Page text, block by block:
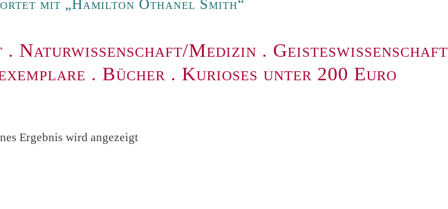
mit „Hamilton Othanel Smith“
. Naturwissenschaft/Medizin . Geisteswissenschaft
. Bücher . Kurioses unter 200 Euro
Ergebnis wird angezeigt